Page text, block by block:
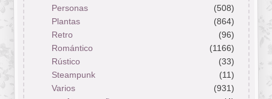
Personas
(508)
Plantas
(864)
Retro
(96)
Romántico
(1166)
Rústico
(33)
Steampunk
(11)
Varios
(931)